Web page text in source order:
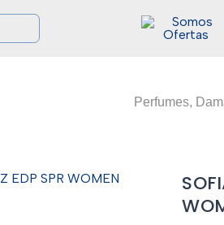
Perfumes,